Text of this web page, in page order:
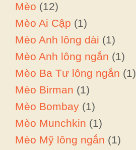
Mèo (12)
Mèo Ai Cập (1)
Mèo Anh lông dài (1)
Mèo Anh lông ngắn (1)
Mèo Ba Tư lông ngắn (1)
Mèo Birman (1)
Mèo Bombay (1)
Mèo Munchkin (1)
Mèo Mỹ lông ngắn (1)